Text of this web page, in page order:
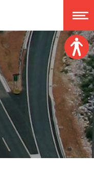
Veličina fonta:
A A A
Disleksija:
Kontrast: